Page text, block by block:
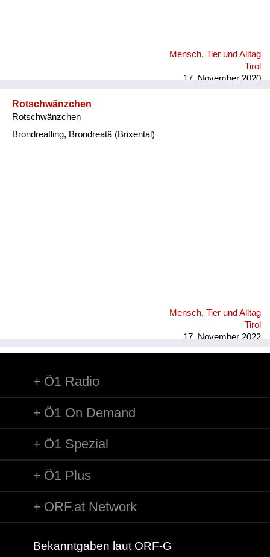
Mensch, Tier und Alltag
Tirol
17. November 2020
Rotschwänzchen
Rotschwänzchen
Brondreatling, Brondreatä (Brixental)
Mensch, Tier und Alltag
Tirol
17. November 2022
Ö1 Radio
Ö1 On Demand
Ö1 Spezial
Ö1 Plus
ORF.at Network
Bekanntgaben laut ORF-G